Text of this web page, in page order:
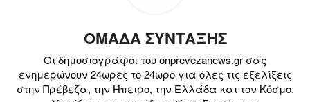
ΟΜΑΔΑ ΣΥΝΤΑΞΗΣ
Οι δημοσιογράφοι του onprevezanews.gr σας
ενημερώνουν 24ωρες το 24ωρο για όλες τις εξελίξεις
στην Πρέβεζα, την Ήπειρο, την Ελλάδα και τον Κόσμο.